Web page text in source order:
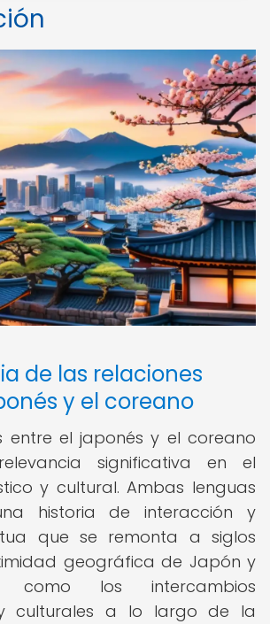
de las relaciones
y el coreano
entre el japonés y el coreano
significativa en el
y cultural. Ambas lenguas
historia de interacción y
que se remonta a siglos
geográfica de Japón y
como los intercambios
culturales a lo largo de la